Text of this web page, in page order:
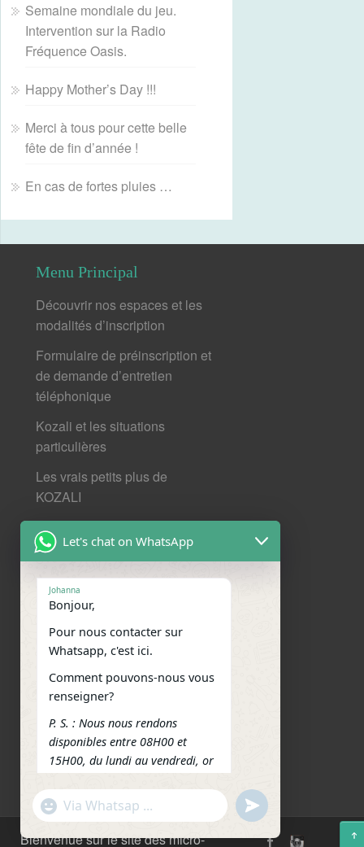
Semaine mondiale du jeu.
Intervention sur la Radio
Fréquence Oasis.
Happy Mother’s Day !!!
Merci à tous pour cette belle
fête de fin d’année !
En cas de fortes pluies …
Menu Principal
Découvrir nos espaces et les
modalités d’inscription
Formulaire de préinscription et
de demande d’entretien
téléphonique
Kozali et les situations
particulières
Les vrais petits plus de
KOZALI
Mentions légales et données
personnelles
Nos derniers articles
Nous contacter
Nous situer
Réseaux sociaux
FacebookWhatsApp
EmailTelegram
Outlook.com
Messenger
Partager
Bienvenue sur le site des micro-
Let's chat on WhatsApp
Johanna
Bonjour,
Pour nous contacter sur
Whatsapp, c'est ici.
Comment pouvons-nous vous
renseigner?
P. S. : Nous nous rendons
disponibles entre 08H00 et
15H00, du lundi au vendredi, or
Merci pour votre
compréhension.
"+chaty_settings.lang.emoji_picker+"
WhatsApp
Message
undefined